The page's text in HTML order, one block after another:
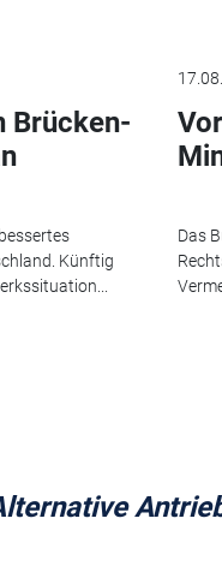
Brücken-
Künftig
Das